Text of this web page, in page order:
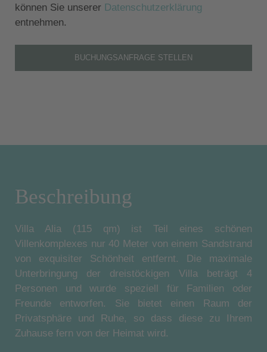
können Sie unserer Datenschutzerklärung
entnehmen.
BUCHUNGSANFRAGE STELLEN
Beschreibung
Villa Alia (115 qm) ist Teil eines schönen
Villenkomplexes nur 40 Meter von einem Sandstrand
von exquisiter Schönheit entfernt. Die maximale
Unterbringung der dreistöckigen Villa beträgt 4
Personen und wurde speziell für Familien oder
Freunde entworfen. Sie bietet einen Raum der
Privatsphäre und Ruhe, so dass diese zu Ihrem
Zuhause fern von der Heimat wird.